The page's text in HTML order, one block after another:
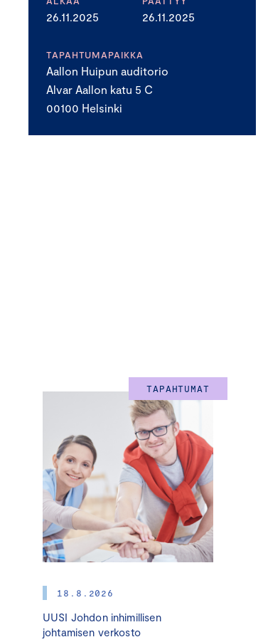
26.11.2025 26.11.2025
TAPAHTUMAPAIKKA
Aallon Huipun auditorio
Alvar Aallon katu 5 C
00100 Helsinki
TAPAHTUMAT
18.8.2026
UUSI Johdon inhimillisen
johtamisen verkosto